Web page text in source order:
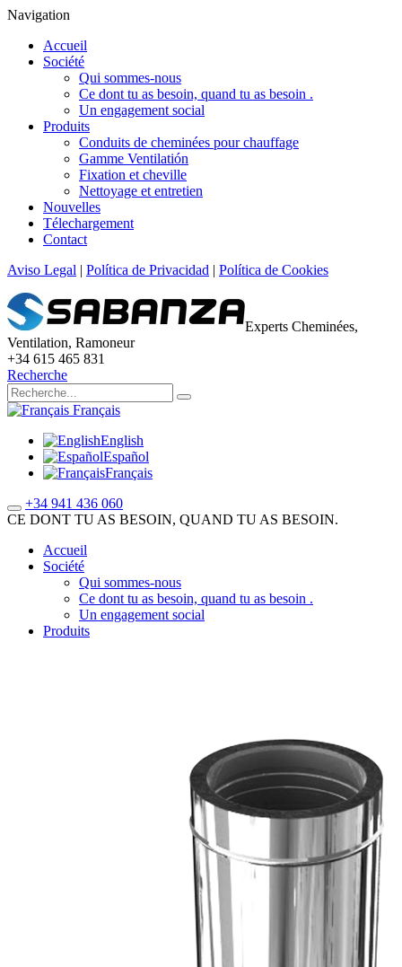
Navigation
Accueil
Société
Qui sommes-nous
Ce dont tu as besoin, quand tu as besoin .
Un engagement social
Produits
Conduits de cheminées pour chauffage
Gamme Ventilatión
Fixation et cheville
Nettoyage et entretien
Nouvelles
Télechargement
Contact
Aviso Legal | Política de Privacidad | Política de Cookies
Experts Cheminées,
Ventilation, Ramoneur
+34 615 465 831
Recherche
Français
English
Español
Français
+34 941 436 060
CE DONT TU AS BESOIN, QUAND TU AS BESOIN.
Accueil
Société
Qui sommes-nous
Ce dont tu as besoin, quand tu as besoin .
Un engagement social
Produits